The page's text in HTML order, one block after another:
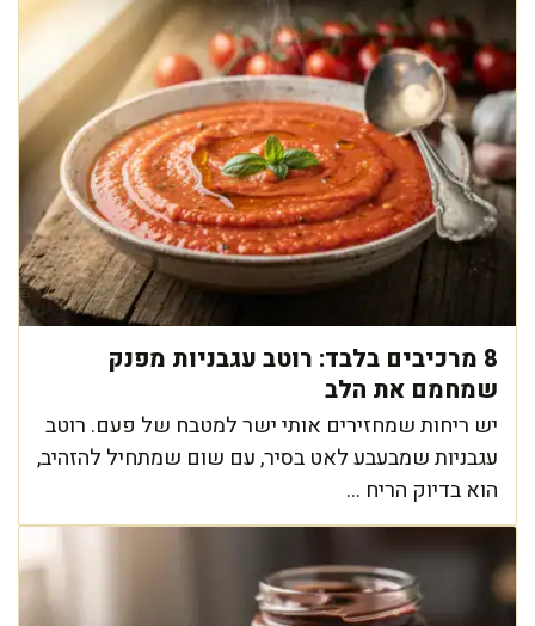
8 מרכיבים בלבד: רוטב עגבניות מפנק
שמחמם את הלב
יש ריחות שמחזירים אותי ישר למטבח של פעם. רוטב
עגבניות שמבעבע לאט בסיר, עם שום שמתחיל להזהיב,
הוא בדיוק הריח ...